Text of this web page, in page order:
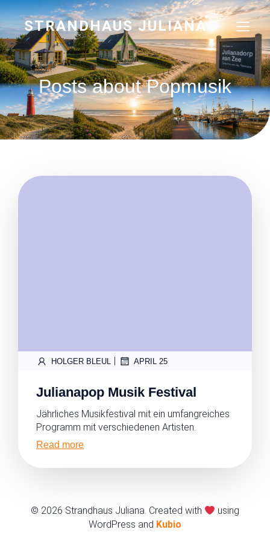
STRANDHAUS JULIANA
Posts about Popmusik
HOLGER BLEUL | APRIL 25
Julianapop Musik Festival
Jährliches Musikfestival mit ein umfangreiches
Programm mit verschiedenen Artisten.
Read more
© 2026 Strandhaus Juliana. Created with
using
WordPress and Kubio